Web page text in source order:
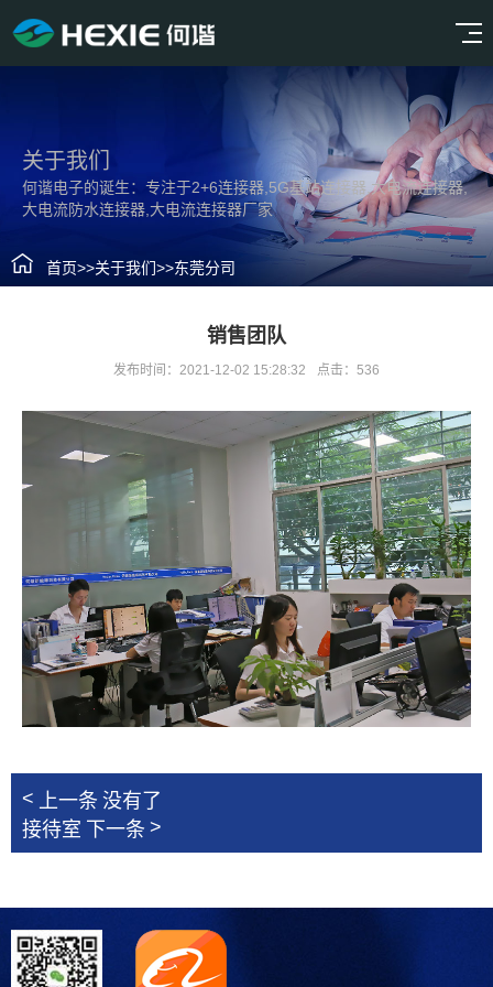
关于我们
何谐电子的诞生：专注于2+6连接器,5G基站连接器,大电流连接器,
大电流防水连接器,大电流连接器厂家
首页>>关于我们>>东莞分司
销售团队
发布时间：2021-12-02 15:28:32 点击：536
< 上一条 没有了
接待室
下一条 >